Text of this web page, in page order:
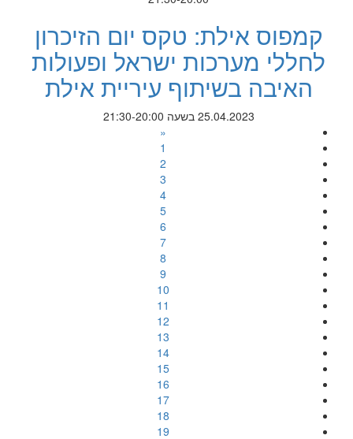
קמפוס אילת: טקס יום הזיכרון
לחללי מערכות ישראל ופעולות
האיבה בשיתוף עיריית אילת
25.04.2023 בשעה 21:30-20:00
«
1
2
3
4
5
6
7
8
9
10
11
12
13
14
15
16
17
18
19